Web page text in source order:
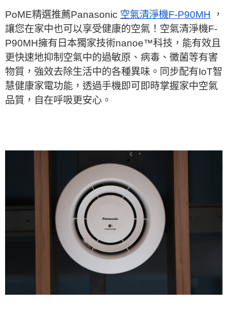
PoME精選推薦Panasonic 空氣清淨機F-P90MH ，
讓您在家中也可以享受健康的空氣！空氣清淨機F-
P90MH擁有日本獨家技術nanoe™科技，能有效且
更快速地抑制空氣中的過敏原、病毒、黴菌等有害
物質，強效去除生活中的各種異味。同步配有IoT智
慧健康家電功能，透過手機即可即時掌握家中空氣
品質，自在呼吸更安心。